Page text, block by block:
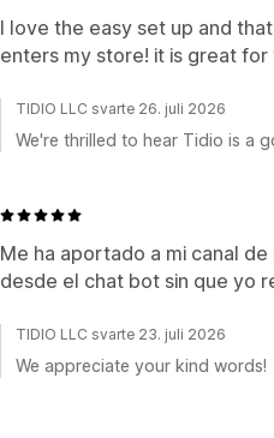
I love the easy set up and
enters my store! it is great
TIDIO LLC svarte 26. juli 2026
We're thrilled to hear Tidio is a
Me ha aportado a mi canal
desde el chat bot sin que yo
TIDIO LLC svarte 23. juli 2026
We appreciate your kind words!